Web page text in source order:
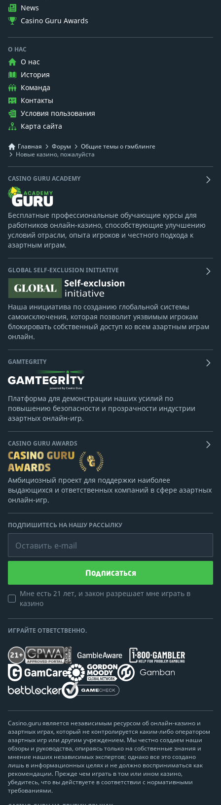
News
Casino Guru Awards
О НАС
О нас
История
Команда
Контакты
Условия пользования
Карта сайта
Главная Форум
Общие темы о гэмблинге
Новые казино, пожалуйста
CASINO GURU ACADEMY
Бесплатные профессиональные обучающие курсы для
работников онлайн-казино, способствующие улучшению
условий отрасли, опыта игроков и честного подхода к
азартным играм.
GLOBAL SELF-EXCLUSION INITIATIVE
Наша инициатива по созданию глобальной системы
самоисключения, которая позволит уязвимым игрокам
блокировать собственный доступ ко всем азартным играм
онлайн.
GAMTEGRITY
Платформа для демонстрации наших усилий по
повышению безопасности и прозрачности индустрии
азартных онлайн-игр.
CASINO GURU AWARDS
Амбициозный проект для поддержки наиболее
выдающихся и ответственных компаний в сфере азартных
онлайн-игр.
ПОДПИШИТЕСЬ НА НАШУ РАССЫЛКУ
Оставить e-mail
Подписаться
Мне есть 21 лет, и закон разрешает мне играть в
казино
ИГРАЙТЕ ОТВЕТСТВЕННО.
Casino.guru является независимым ресурсом об онлайн-казино и
азартных играх, который не контролируется каким-либо оператором
азартных игр или другим учреждением. Мы честно создаем наши
обзоры и руководства, опираясь только на собственные знания и
мнение наших независимых экспертов; однако все это создано
лишь в информационных целях и не должно восприниматься как
рекомендации. Прежде чем играть в том или ином казино,
убедитесь, что вы действуете в соответствии с нормативными
требованиями.